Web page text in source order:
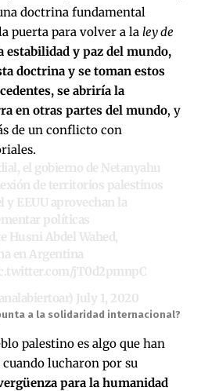
doctrina fundamental
puerta para volver a la ley de
estabilidad y paz del mundo,
doctrina y se toman estos
se abriría la
en otras partes del mundo, y
de un conflicto con
el gobierno de Netanyahu
de territorios palestinos
y EEUU aprovechan la
políticas
Husni Abdel Wahed,
en Argentina
jT0d2pmnpC
July 1, 2020
a la solidaridad internacional?
palestino es algo que han
lucharon por su
para la humanidad